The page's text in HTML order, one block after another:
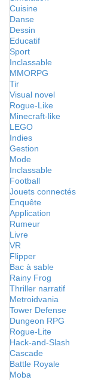
Cuisine
Danse
Dessin
Educatif
Sport
Inclassable
MMORPG
Tir
Visual novel
Rogue-Like
Minecraft-like
LEGO
Indies
Gestion
Mode
Inclassable
Football
Jouets connectés
Enquête
Application
Rumeur
Livre
VR
Flipper
Bac à sable
Rainy Frog
Thriller narratif
Metroidvania
Tower Defense
Dungeon RPG
Rogue-Lite
Hack-and-Slash
Cascade
Battle Royale
Moba